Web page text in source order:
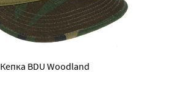
Кепка BDU Woodland